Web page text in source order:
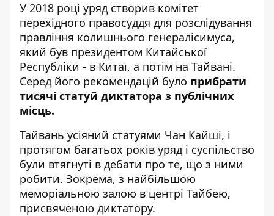
У 2018 році уряд створив комітет
перехідного правосуддя для розслідування
правління колишнього генералісимуса,
який був президентом Китайської
Республіки - в Китаї, а потім на Тайвані.
Серед його рекомендацій було прибрати
тисячі статуй диктатора з публічних
місць.
Тайвань усіяний статуями Чан Кайші, і
протягом багатьох років уряд і суспільство
були втягнуті в дебати про те, що з ними
робити. Зокрема, з найбільшою
меморіальною залою в центрі Тайбею,
присвяченою диктатору.